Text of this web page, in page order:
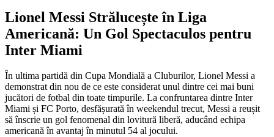
Lionel Messi Strălucește în Liga
Americană: Un Gol Spectaculos pentru
Inter Miami
În ultima partidă din Cupa Mondială a Cluburilor, Lionel Messi a
demonstrat din nou de ce este considerat unul dintre cei mai buni
jucători de fotbal din toate timpurile. La confruntarea dintre Inter
Miami și FC Porto, desfășurată în weekendul trecut, Messi a reușit
să înscrie un gol fenomenal din lovitură liberă, aducând echipa
americană în avantaj în minutul 54 al jocului.